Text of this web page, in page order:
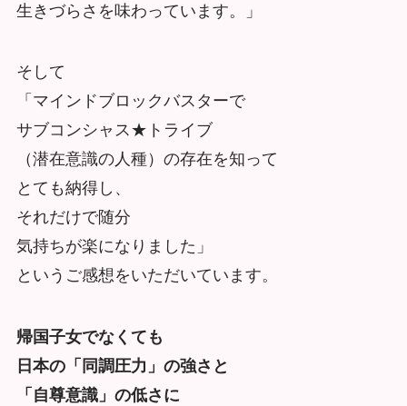
生きづらさを味わっています。」
そして
「マインドブロックバスターで
サブコンシャス★トライブ
（潜在意識の人種）の存在を知って
とても納得し、
それだけで随分
気持ちが楽になりました」
というご感想をいただいています。
帰国子女でなくても
日本の「同調圧力」の強さと
「自尊意識」の低さに